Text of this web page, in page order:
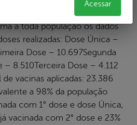
Municipal de Saúde
a toda população os dados
realizadas: Dose Única –
Dose – 10.697Segunda
– 8.510Terceira Dose – 4.112
de vacinas aplicadas: 23.386
a 98% da população
com 1° dose e dose Única,
vacinada com 2° dose e 23%
Acessar